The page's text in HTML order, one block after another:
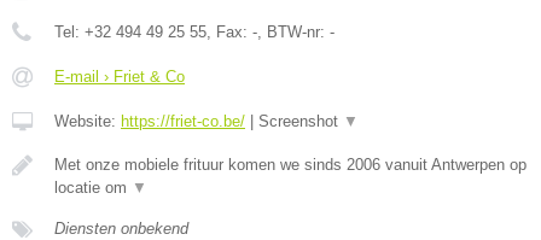
Tel: +32 494 49 25 55, Fax: -, BTW-nr: -
E-mail › Friet & Co
Website: https://friet-co.be/ Screenshot ▼
Met onze mobiele frituur komen we sinds 2006 vanuit Antwerpen op
locatie om ▼
Diensten onbekend